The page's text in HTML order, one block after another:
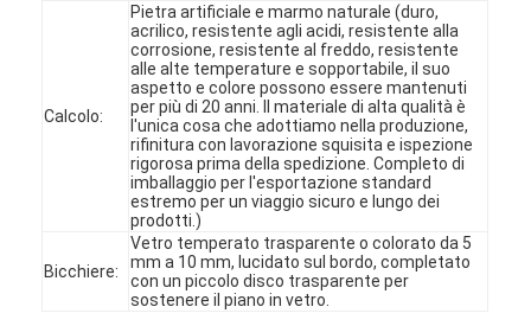
Su di noi
Visita alla fabbrica
Controllo Qualità
Contattaci
Calcolo:
Pietra artificiale e marmo naturale (duro,
acrilico, resistente agli acidi, resistente alla
corrosione, resistente al freddo, resistente
alle alte temperature e sopportabile, il suo
aspetto e colore possono essere mantenuti
per più di 20 anni. Il materiale di alta qualità è
l'unica cosa che adottiamo nella produzione,
rifinitura con lavorazione squisita e ispezione
rigorosa prima della spedizione. Completo di
imballaggio per l'esportazione standard
estremo per un viaggio sicuro e lungo dei
prodotti.)
Bicchiere:
Vetro temperato trasparente o colorato da 5
mm a 10 mm, lucidato sul bordo, completato
con un piccolo disco trasparente per
sostenere il piano in vetro.